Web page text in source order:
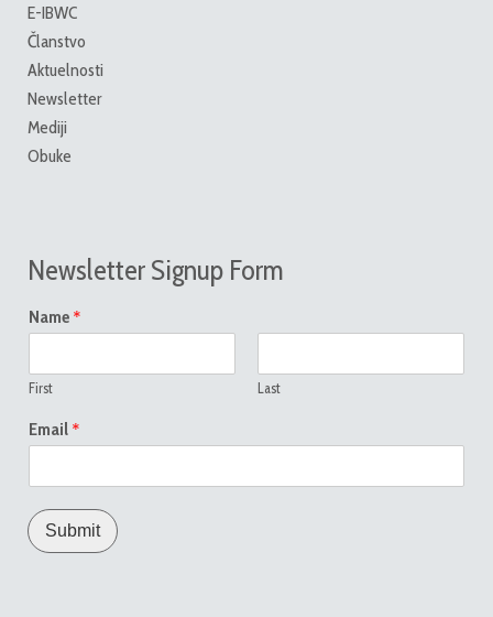
E-IBWC
Članstvo
Aktuelnosti
Newsletter
Mediji
Obuke
Newsletter Signup Form
Name *
First Last
Email *
Submit